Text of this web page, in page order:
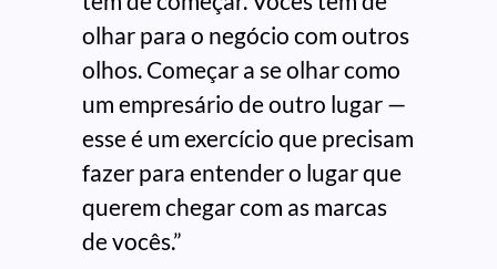
olhar para o negócio com outros
olhos. Começar a se olhar como
um empresário de outro lugar —
esse é um exercício que precisam
fazer para entender o lugar que
querem chegar com as marcas
de vocês.”